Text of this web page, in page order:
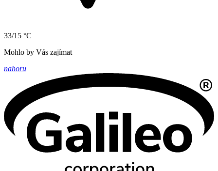
33/15 °C
Mohlo by Vás zajímat
nahoru